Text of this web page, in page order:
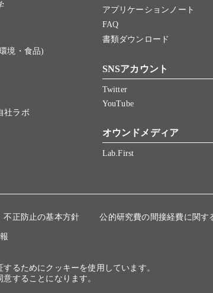
境・食品)
社ラボ
アプリケーションノート
FAQ
書類ダウンロード
SNSアカウント
Twitter
YouTube
オウンドメディア
Lab.First
不正防止の基本方針 公的研究費の間接経費に関す
るためにクッキーを使用しています。
することになります。